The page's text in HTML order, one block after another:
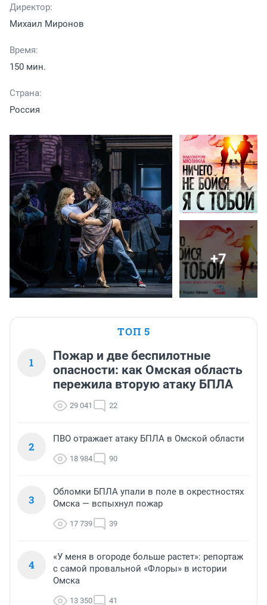
Директор:
Михаил Миронов
Время:
150 мин.
Страна:
Россия
+7
ТОП 5
1
Пожар и две беспилотные
опасности: как Омская область
пережила вторую атаку БПЛА
29 041 22
2
ПВО отражает атаку БПЛА в Омской области
18 984 90
3
Обломки БПЛА упали в поле в окрестностях
Омска — вспыхнул пожар
17 739 39
4
«У меня в огороде больше растет»: репортаж
с самой провальной «Флоры» в истории
Омска
13 350 41